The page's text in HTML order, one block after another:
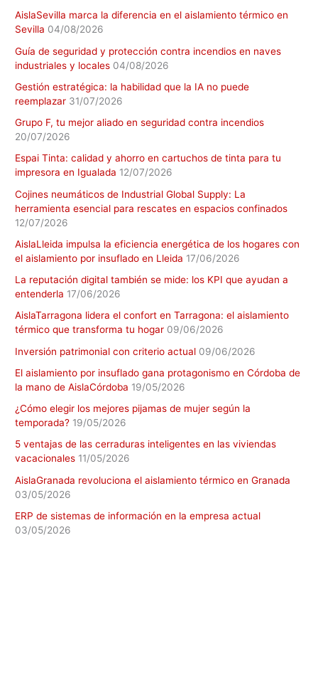
AislaSevilla marca la diferencia en el aislamiento térmico en
Sevilla 04/08/2026
Guía de seguridad y protección contra incendios en naves
industriales y locales 04/08/2026
Gestión estratégica: la habilidad que la IA no puede
reemplazar 31/07/2026
Grupo F, tu mejor aliado en seguridad contra incendios
20/07/2026
Espai Tinta: calidad y ahorro en cartuchos de tinta para tu
impresora en Igualada 12/07/2026
Cojines neumáticos de Industrial Global Supply: La
herramienta esencial para rescates en espacios confinados
12/07/2026
AislaLleida impulsa la eficiencia energética de los hogares con
el aislamiento por insuflado en Lleida 17/06/2026
La reputación digital también se mide: los KPI que ayudan a
entenderla 17/06/2026
AislaTarragona lidera el confort en Tarragona: el aislamiento
térmico que transforma tu hogar 09/06/2026
Inversión patrimonial con criterio actual 09/06/2026
El aislamiento por insuflado gana protagonismo en Córdoba de
la mano de AislaCórdoba 19/05/2026
¿Cómo elegir los mejores pijamas de mujer según la
temporada? 19/05/2026
5 ventajas de las cerraduras inteligentes en las viviendas
vacacionales 11/05/2026
AislaGranada revoluciona el aislamiento térmico en Granada
03/05/2026
ERP de sistemas de información en la empresa actual
03/05/2026